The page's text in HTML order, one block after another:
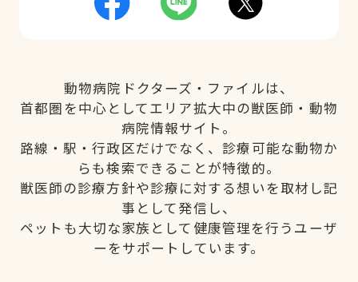
動物病院ドクターズ・ファイルは、
首都圏を中心としてエリア拡大中の獣医師・動物
病院情報サイト。
路線・駅・行政区だけでなく、診療可能な動物か
らも検索できることが特徴的。
獣医師の診療方針や診療に対する想いを取材し記
事として発信し、
ペットも大切な家族として健康管理を行うユーザ
ーをサポートしています。